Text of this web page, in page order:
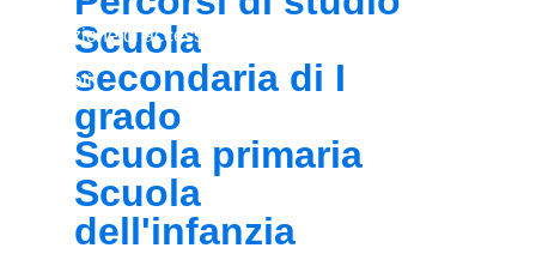
Scuola
secondaria di I
grado
Scuola primaria
Scuola
dell'infanzia
Dichiarazione di accessibilità
Note legali